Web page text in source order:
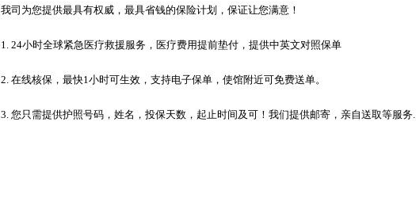
我司为您提供最具有权威，最具省钱的保险计划，保证让您满意！
1. 24小时全球紧急医疗救援服务，医疗费用提前垫付，提供中英文对照保单
2. 在线核保，最快1小时可生效，支持电子保单，使馆附近可免费送单。
3. 您只需提供护照号码，姓名，投保天数，起止时间及可！我们提供邮寄，亲自送取等服务.